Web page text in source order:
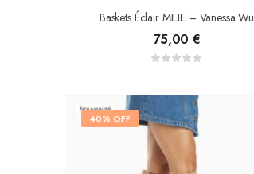
Baskets Éclair MILIE – Vanessa Wu
75,00 €
40% OFF